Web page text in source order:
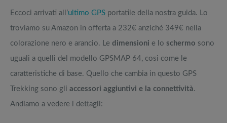
Eccoci arrivati all’ultimo GPS portatile della nostra guida. Lo
troviamo su Amazon in offerta a 232€ anziché 349€ nella
colorazione nero e arancio. Le dimensioni e lo schermo sono
uguali a quelli del modello GPSMAP 64, cosi come le
caratteristiche di base. Quello che cambia in questo GPS
Trekking sono gli accessori aggiuntivi e la connettività.
Andiamo a vedere i dettagli: